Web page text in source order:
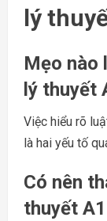
lý
Mẹo nào
lý thuyết
Việc hiểu rõ
là hai yếu tố
Có nên
thuyết